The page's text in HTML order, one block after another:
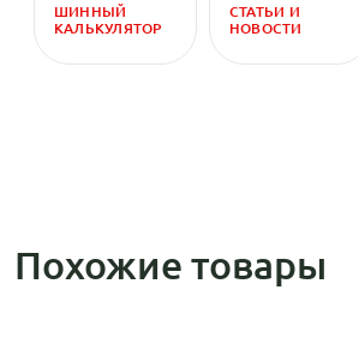
ШИННЫЙ
КАЛЬКУЛЯТОР
СТАТЬИ И
НОВОСТИ
Похожие товары